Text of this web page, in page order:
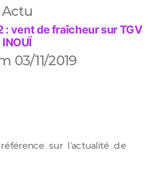
Actu
: vent de fraîcheur sur TGV
INOUÏ
03/11/2019
sur l’actualité de